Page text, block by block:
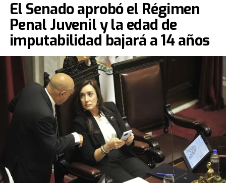
El Senado aprobó el Régimen
Penal Juvenil y la edad de
imputabilidad bajará a 14 años